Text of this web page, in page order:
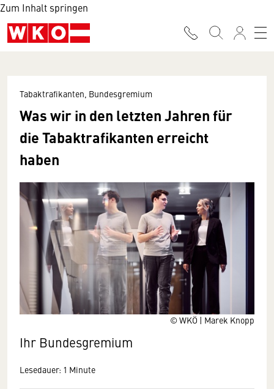
Zum Inhalt springen
© WKÖ | Marek Knopp
Tabaktrafikanten, Bundesgremium
Was wir in den letzten Jahren für
die Tabaktrafikanten erreicht
haben
Ihr Bundesgremium
Lesedauer: 1 Minute